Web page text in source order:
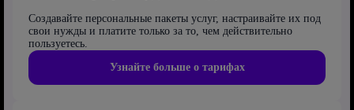
Создавайте персональные пакеты услуг, настраивайте их под
свои нужды и платите только за то, чем действительно
пользуетесь.
Узнайте больше о тарифах